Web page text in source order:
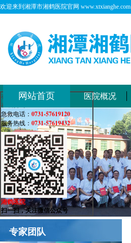
欢迎来到湘潭市湘鹤医院官网 www.xtxianghe.com
网站首页 医院概况
专家团队
在线客服
在线咨询：
急救电话： 0731-57619120
服务热线： 0731-57619432
湘鹤医院
扫一扫，关注微信公众号